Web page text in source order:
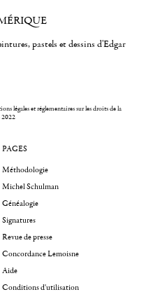
pastels et dessins d'Edgar
légales et réglementaires sur les droits de la
2022
PAGES
Méthodologie
Michel Schulman
Généalogie
Signatures
Revue de presse
Concordance Lemoisne
Aide
Conditions d'utilisation